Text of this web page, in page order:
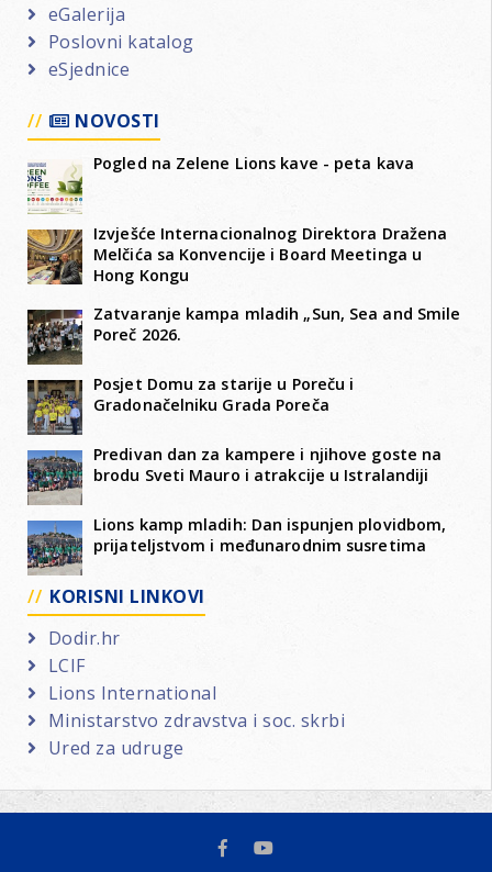
eGalerija
Poslovni katalog
eSjednice
NOVOSTI
Pogled na Zelene Lions kave - peta kava
Izvješće Internacionalnog Direktora Dražena
Melčića sa Konvencije i Board Meetinga u
Hong Kongu
Zatvaranje kampa mladih „Sun, Sea and Smile
Poreč 2026.
Posjet Domu za starije u Poreču i
Gradonačelniku Grada Poreča
Predivan dan za kampere i njihove goste na
brodu Sveti Mauro i atrakcije u Istralandiji
Lions kamp mladih: Dan ispunjen plovidbom,
prijateljstvom i međunarodnim susretima
KORISNI LINKOVI
Dodir.hr
LCIF
Lions International
Ministarstvo zdravstva i soc. skrbi
Ured za udruge